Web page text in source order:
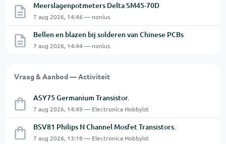
Meerslagenpotmeters Delta SM45-70D
7 aug 2026, 14:46 — nonius
Bellen en blazen bij solderen van Chinese PCBs
7 aug 2026, 14:44 — nonius
Vraag & Aanbod — Activiteit
ASY75 Germanium Transistor.
7 aug 2026, 14:49 — Electronica Hobbyist
BSV81 Philips N Channel Mosfet Transistors.
7 aug 2026, 13:18 — Electronica Hobbyist